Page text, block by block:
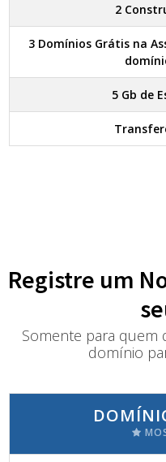
2
3 Domínios Grátis na
5 Gb de
Registre um
Somente para quem
domínio